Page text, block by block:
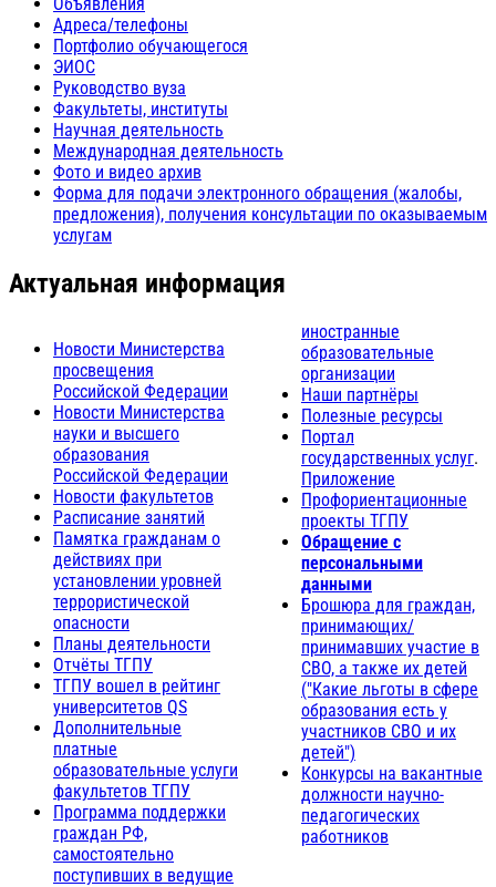
Адреса/телефоны
Портфолио обучающегося
ЭИОС
Руководство вуза
Факультеты, институты
Научная деятельность
Международная деятельность
Фото и видео архив
Форма для подачи электронного обращения (жалобы,
предложения), получения консультации по оказываемым
услугам
Актуальная информация
Новости Министерства
просвещения
Российской Федерации
Новости Министерства
науки и высшего
образования
Российской Федерации
Новости факультетов
Расписание занятий
Памятка гражданам о
действиях при
установлении уровней
террористической
опасности
Планы деятельности
Отчёты ТГПУ
ТГПУ вошел в рейтинг
университетов QS
Дополнительные
платные
образовательные услуги
факультетов ТГПУ
Программа поддержки
граждан РФ,
самостоятельно
поступивших в ведущие
иностранные
образовательные
организации
Наши партнёры
Полезные ресурсы
Портал
государственных услуг.
Приложение
Профориентационные
проекты ТГПУ
Обращение с
персональными
данными
Брошюра для граждан,
принимающих/
принимавших участие в
СВО, а также их детей
("Какие льготы в сфере
образования есть у
участников СВО и их
детей")
Конкурсы на вакантные
должности научно-
педагогических
работников